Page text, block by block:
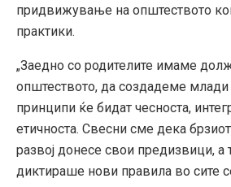
придвижување на општеството
практики.
„Заедно со родителите имаме
општеството, да создадеме
принципи ќе бидат чесноста,
етичноста. Свесни сме дека
развој донесе свои предизвици,
диктираше нови правила во сите